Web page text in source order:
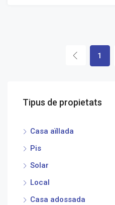
1
Tipus de propietats
Casa aïllada
Pis
Solar
Local
Casa adossada